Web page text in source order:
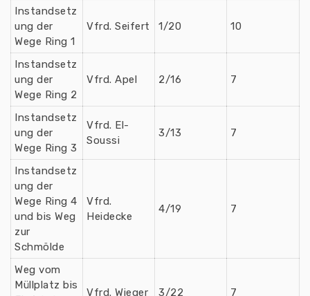
Instandsetz
ung der
Wege Ring 1
Vfrd. Seifert 1/20 10
Instandsetz
ung der
Wege Ring 2
Vfrd. Apel 2/16 7
Instandsetz
ung der
Wege Ring 3
Vfrd. El-
Soussi
3/13 7
Instandsetz
ung der
Wege Ring 4
und bis Weg
zur
Schmölde
Vfrd.
Heidecke
4/19 7
Weg vom
Müllplatz bis
Vfrd. Wieger 3/22 7